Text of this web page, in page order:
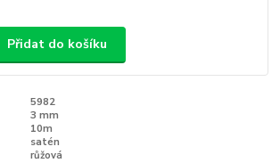
Přidat do košíku
5982
3 mm
10m
satén
růžová